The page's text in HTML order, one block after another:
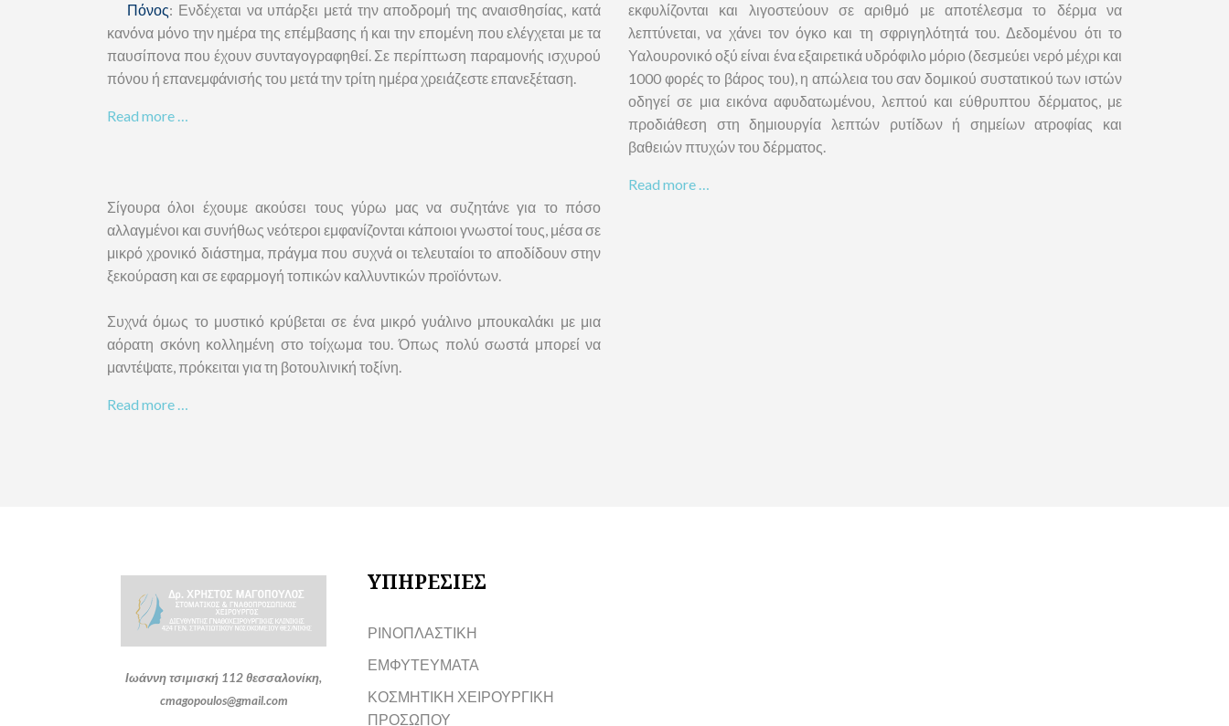
Πόνος: Ενδέχεται να υπάρξει μετά την αποδρομή της αναισθησίας, κατά
κανόνα μόνο την ημέρα της επέμβασης ή και την επομένη που ελέγχεται με τα
παυσίπονα που έχουν συνταγογραφηθεί. Σε περίπτωση παραμονής ισχυρού
πόνου ή επανεμφάνισής του μετά την τρίτη ημέρα χρειάζεστε επανεξέταση.
Read more …
εκφυλίζονται και λιγοστεύουν σε αριθμό με αποτέλεσμα το δέρμα να
λεπτύνεται, να χάνει τον όγκο και τη σφριγηλότητά του. Δεδομένου ότι το
Υαλουρονικό οξύ είναι ένα εξαιρετικά υδρόφιλο μόριο (δεσμεύει νερό μέχρι και
1000 φορές το βάρος του), η απώλεια του σαν δομικού συστατικού των ιστών
οδηγεί σε μια εικόνα αφυδατωμένου, λεπτού και εύθρυπτου δέρματος, με
προδιάθεση στη δημιουργία λεπτών ρυτίδων ή σημείων ατροφίας και
βαθειών πτυχών του δέρματος.
Read more …
Σίγουρα όλοι έχουμε ακούσει τους γύρω μας να συζητάνε για το πόσο
αλλαγμένοι και συνήθως νεότεροι εμφανίζονται κάποιοι γνωστοί τους, μέσα σε
μικρό χρονικό διάστημα, πράγμα που συχνά οι τελευταίοι το αποδίδουν στην
ξεκούραση και σε εφαρμογή τοπικών καλλυντικών προϊόντων.
Συχνά όμως το μυστικό κρύβεται σε ένα μικρό γυάλινο μπουκαλάκι με μια
αόρατη σκόνη κολλημένη στο τοίχωμα του. Όπως πολύ σωστά μπορεί να
μαντέψατε, πρόκειται για τη βοτουλινική τοξίνη.
Read more …
Ιωάννη τσιμισκή 112 θεσσαλονίκη,
cmagopoulos@gmail.com
ΥΠΗΡΕΣΙΕΣ
ΡΙΝΟΠΛΑΣΤΙΚΗ
ΕΜΦΥΤΕΥΜΑΤΑ
ΚΟΣΜΗΤΙΚΗ ΧΕΙΡΟΥΡΓΙΚΗ
ΠΡΟΣΩΠΟΥ